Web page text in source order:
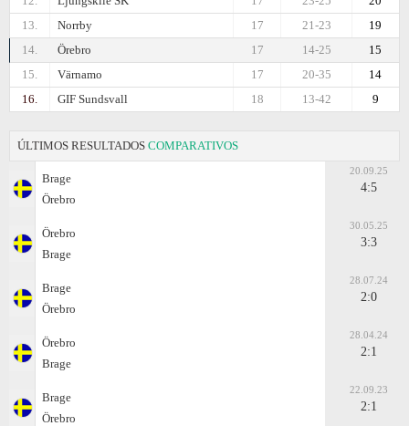
13.
Norrby 19
21-23
17
14.
Örebro 15
14-25
17
15.
Värnamo 14
20-35
17
16.
GIF Sundsvall 9
13-42
18
ÚLTIMOS RESULTADOS COMPARATIVOS
Brage
Örebro
20.09.25
4:5
Örebro
Brage
30.05.25
3:3
Brage
Örebro
28.07.24
2:0
Örebro
Brage
28.04.24
2:1
Brage
Örebro
22.09.23
2:1